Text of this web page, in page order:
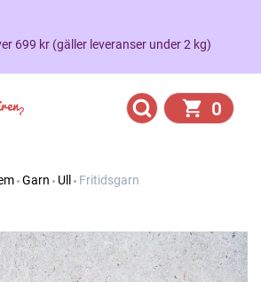
699 kr (gäller leveranser under 2 kg)
0
Garn Ull Fritidsgarn